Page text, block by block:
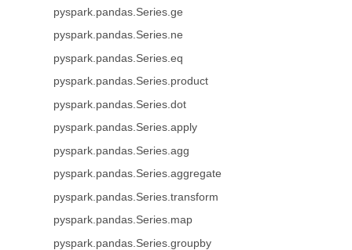
pyspark.pandas.Series.ge
pyspark.pandas.Series.ne
pyspark.pandas.Series.eq
pyspark.pandas.Series.product
pyspark.pandas.Series.dot
pyspark.pandas.Series.apply
pyspark.pandas.Series.agg
pyspark.pandas.Series.aggregate
pyspark.pandas.Series.transform
pyspark.pandas.Series.map
pyspark.pandas.Series.groupby